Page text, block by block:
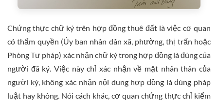
Chứng thực chữ ký trên hợp đồng thuê đất là việc cơ quan
có thẩm quyền (Ủy ban nhân dân xã, phường, thị trấn hoặc
Phòng Tư pháp) xác nhận chữ ký trong hợp đồng là đúng của
người đã ký. Việc này chỉ xác nhận về mặt nhân thân của
người ký, không xác nhận nội dung hợp đồng là đúng pháp
luật hay không. Nói cách khác, cơ quan chứng thực chỉ kiểm